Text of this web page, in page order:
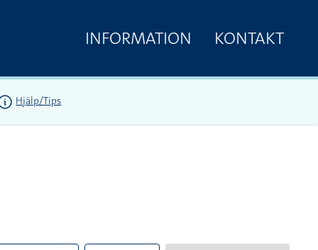
INFORMATION KONTAKT
Hjälp/Tips